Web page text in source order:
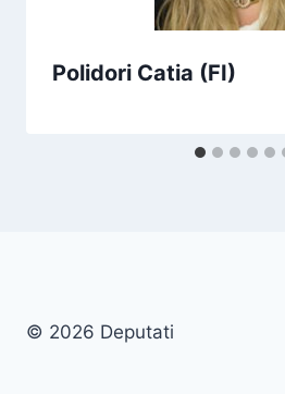
Polidori Catia (FI)
© 2026 Deputati